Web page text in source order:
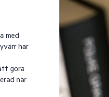
med
har
göra
när